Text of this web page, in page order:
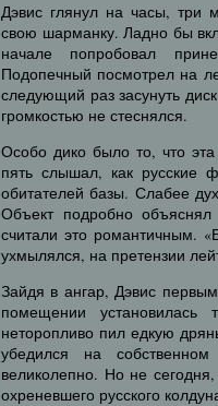
Дэвис глянул на часы, три
свою шарманку. Ладно бы
начале попробовал
Подопечный посмотрел на
следующий раз засунуть
громкостью не стеснялся.
Особо дико было то, что
пять слышал, как русские
обитателей базы. Слабее
Объект подробно
считали это романтичным.
ухмылялся, на претензии
Зайдя в ангар, Дэвис
помещении
неторопливо пил едкую
убедился на
великолепно. Но не
охреневшего русского